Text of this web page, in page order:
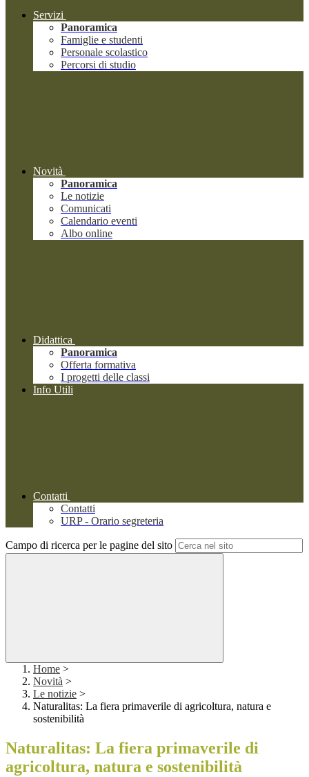
Servizi
Panoramica
Famiglie e studenti
Personale scolastico
Percorsi di studio
Novità
Panoramica
Le notizie
Comunicati
Calendario eventi
Albo online
Didattica
Panoramica
Offerta formativa
I progetti delle classi
Info Utili
Contatti
Contatti
URP - Orario segreteria
Campo di ricerca per le pagine del sito
Home >
Novità >
Le notizie >
Naturalitas: La fiera primaverile di agricoltura, natura e
sostenibilità
Naturalitas: La fiera primaverile di
agricoltura, natura e sostenibilità